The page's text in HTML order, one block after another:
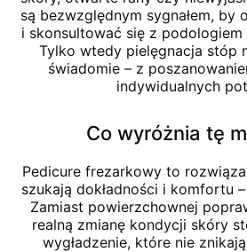
są bezwzględnym sygnałem, by
i skonsultować się z
Tylko wtedy pielęgnacja stóp
świadomie – z
indywidualnych
Co wyróżnia tę
Pedicure frezarkowy to
szukają dokładności i komfortu
Zamiast powierzchownej
realną zmianę kondycji skóry
wygładzenie, które nie